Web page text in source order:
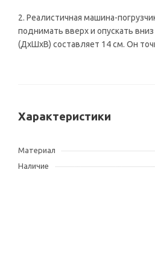
2. Реалистичная машина-
поднимать вверх и опускать
(ДхШхВ) составляет 14 см. Он
Характеристики
Материал
Наличие